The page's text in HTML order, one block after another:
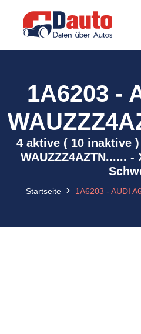
1A6203 -
4 aktive ( 10 inaktive )
WAUZZZ4AZTN......
Startseite 1A6203 - AUDI